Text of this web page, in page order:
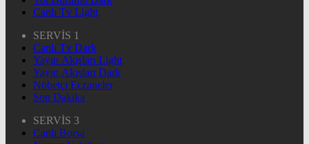
Canlı Tv Light
SERVİS 1
Canlı Tv Dark
Yayın Akışları Light
Yayın Akışları Dark
Nöbetçi Eczaneler
Son Dakika
SERVİS 3
Canlı Borsa